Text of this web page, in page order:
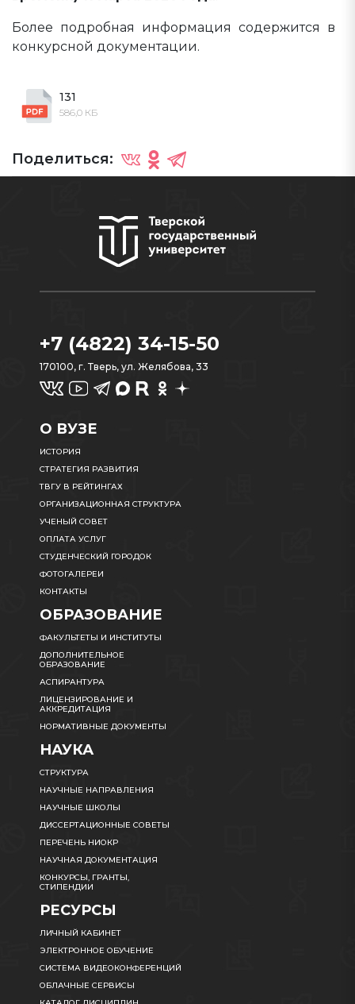
Более подробная информация содержится в
конкурсной документации.
131
586,0 КБ
Поделиться:
+7 (4822) 34-15-50
170100, г. Тверь, ул. Желябова, 33
О ВУЗЕ
ИСТОРИЯ
СТРАТЕГИЯ РАЗВИТИЯ
ТВГУ В РЕЙТИНГАХ
ОРГАНИЗАЦИОННАЯ СТРУКТУРА
УЧЕНЫЙ СОВЕТ
ОПЛАТА УСЛУГ
СТУДЕНЧЕСКИЙ ГОРОДОК
ФОТОГАЛЕРЕИ
КОНТАКТЫ
ОБРАЗОВАНИЕ
ФАКУЛЬТЕТЫ И ИНСТИТУТЫ
ДОПОЛНИТЕЛЬНОЕ
ОБРАЗОВАНИЕ
АСПИРАНТУРА
ЛИЦЕНЗИРОВАНИЕ И
АККРЕДИТАЦИЯ
НОРМАТИВНЫЕ ДОКУМЕНТЫ
НАУКА
СТРУКТУРА
НАУЧНЫЕ НАПРАВЛЕНИЯ
НАУЧНЫЕ ШКОЛЫ
ДИССЕРТАЦИОННЫЕ СОВЕТЫ
ПЕРЕЧЕНЬ НИОКР
НАУЧНАЯ ДОКУМЕНТАЦИЯ
КОНКУРСЫ, ГРАНТЫ,
СТИПЕНДИИ
РЕСУРСЫ
ЛИЧНЫЙ КАБИНЕТ
ЭЛЕКТРОННОЕ ОБУЧЕНИЕ
СИСТЕМА ВИДЕОКОНФЕРЕНЦИЙ
ОБЛАЧНЫЕ СЕРВИСЫ